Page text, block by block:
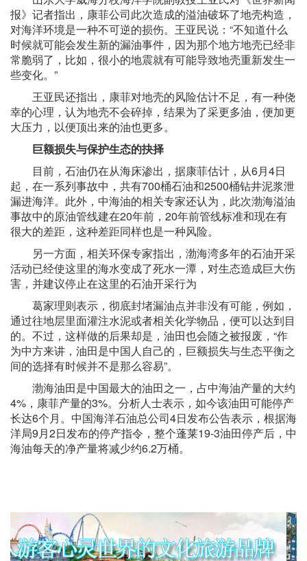
报》记者指出，康菲公司此次造成的溢油破坏了地壳构造，
对海洋环境是一种不可逆的损伤。王亚民说：“不知道什么
时候就可能会发生新的漏油事件，因为那个地方地壳已经非
常脆弱了，比如，很小的地震就有可能导致地壳重新发生一
些变化。”
王亚民还指出，康菲对地壳的风险估计不足，有一种侥
幸的心理，认为地壳不会碎掉，结果为了采更多油，便加更
大压力，以便顶出来的油也更多。
巨额损失与保护生态的抉择
目前，石油仍在从海床渗出，据康菲估计，从6月4日
起，在一系列事故中，共有700桶石油和2500桶钻井泥浆泄
漏进海洋。此外，中海油的相关专家还认为，此次渤海溢油
事故中的原油管线建在20年前，20年前管线标准和现在有
很大的差距，这种差距同样也是一种风险。
另一方面，相关环保专家指出，渤海湾多年的石油开采
活动已经使这里的海水变成了死水一潭，对生态造成巨大伤
害，并建议停止在这里的石油开采行为
葛家理则表示，彻底封堵漏油点并非没有可能，例如，
通过往地层里面灌注水泥或者相关化学物品，便可以达到目
的。不过，这样做的后果却是，油田也会随之被报废，“作
为中方来讲，油田是中国人自己的，巨额损失与生态平衡之
间的选择有时候并不是那么容易”。
渤海油田是中国最大的油田之一，占中海油产量的大约
4%，康菲产量的3%。分析人士表示，如今该油田可能停产
长达6个月。中国海洋石油总公司4日发布公告表示，根据海
洋局9月2日发布的停产指令，整个蓬莱19-3油田停产后，中
海油每天的净产量将减少约6.2万桶。